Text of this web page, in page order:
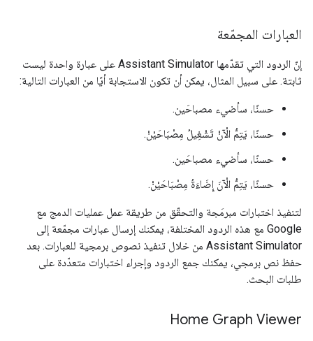
العبارات المجمّعة
إنّ الردود التي تقدّمها Assistant Simulator على عبارة واحدة ليست
ثابتة. على سبيل المثال، يمكن أن تكون الاستجابة أيًا من العبارات التالية:
حسنًا، سأضيء مصباحَين.
حسنًا، يَتِمُّ الْآنْ تَشْغِيلُ مِصْبَاحَيْنْ.
حسنًا، سأضيء مصباحَين.
حسنًا، يَتِمُّ الْآنَ إِضَاءَةُ مِصْبَاحَيْنْ.
لتنفيذ اختبارات مبرمَجة والتحقّق من طريقة عمل عمليات الدمج مع
Google مع هذه الردود المختلفة، يمكنك إرسال عبارات مجمّعة إلى
Assistant Simulator من خلال تنفيذ نصوص برمجية للعبارات. بعد
حفظ نص برمجي، يمكنك جمع الردود وإجراء اختبارات متعدّدة على
طلبات البحث.
Home Graph Viewer